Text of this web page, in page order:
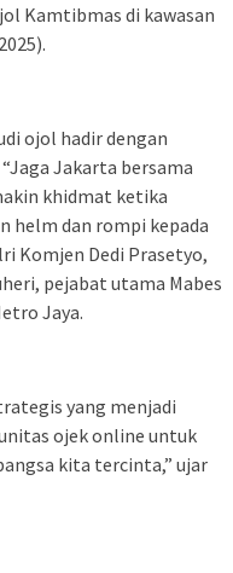
Kamtibmas di kawasan
ojol hadir dengan
Jakarta bersama
khidmat ketika
helm dan rompi kepada
Komjen Dedi Prasetyo,
pejabat utama Mabes
Jaya.
yang menjadi
ojek online untuk
kita tercinta,” ujar